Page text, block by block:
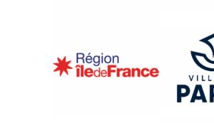
DIARIO DI
APPUNTI PER UN
TELEMACO